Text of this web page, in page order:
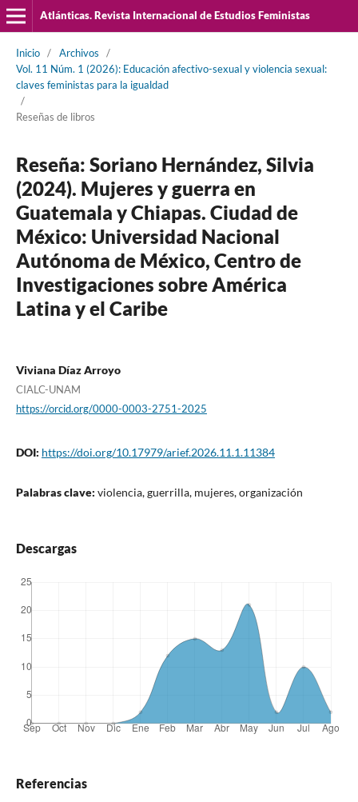
Atlánticas. Revista Internacional de Estudios Feministas
Inicio / Archivos
/
Vol. 11 Núm. 1 (2026): Educación afectivo-sexual y violencia sexual:
claves feministas para la igualdad
/
Reseñas de libros
Reseña: Soriano Hernández, Silvia
(2024). Mujeres y guerra en
Guatemala y Chiapas. Ciudad de
México: Universidad Nacional
Autónoma de México, Centro de
Investigaciones sobre América
Latina y el Caribe
Viviana Díaz Arroyo
CIALC-UNAM
https://orcid.org/0000-0003-2751-2025
DOI: https://doi.org/10.17979/arief.2026.11.1.11384
Palabras clave: violencia, guerrilla, mujeres, organización
Descargas
Referencias